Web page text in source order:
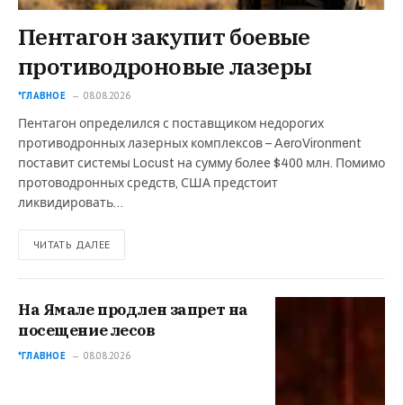
Пентагон закупит боевые
противодроновые лазеры
*ГЛАВНОЕ 08.08.2026
Пентагон определился с поставщиком недорогих
противодронных лазерных комплексов – AeroVironment
поставит системы Locust на сумму более $400 млн. Помимо
протоводронных средств, США предстоит
ликвидировать…
ЧИТАТЬ ДАЛЕЕ
На Ямале продлен запрет на
посещение лесов
*ГЛАВНОЕ 08.08.2026